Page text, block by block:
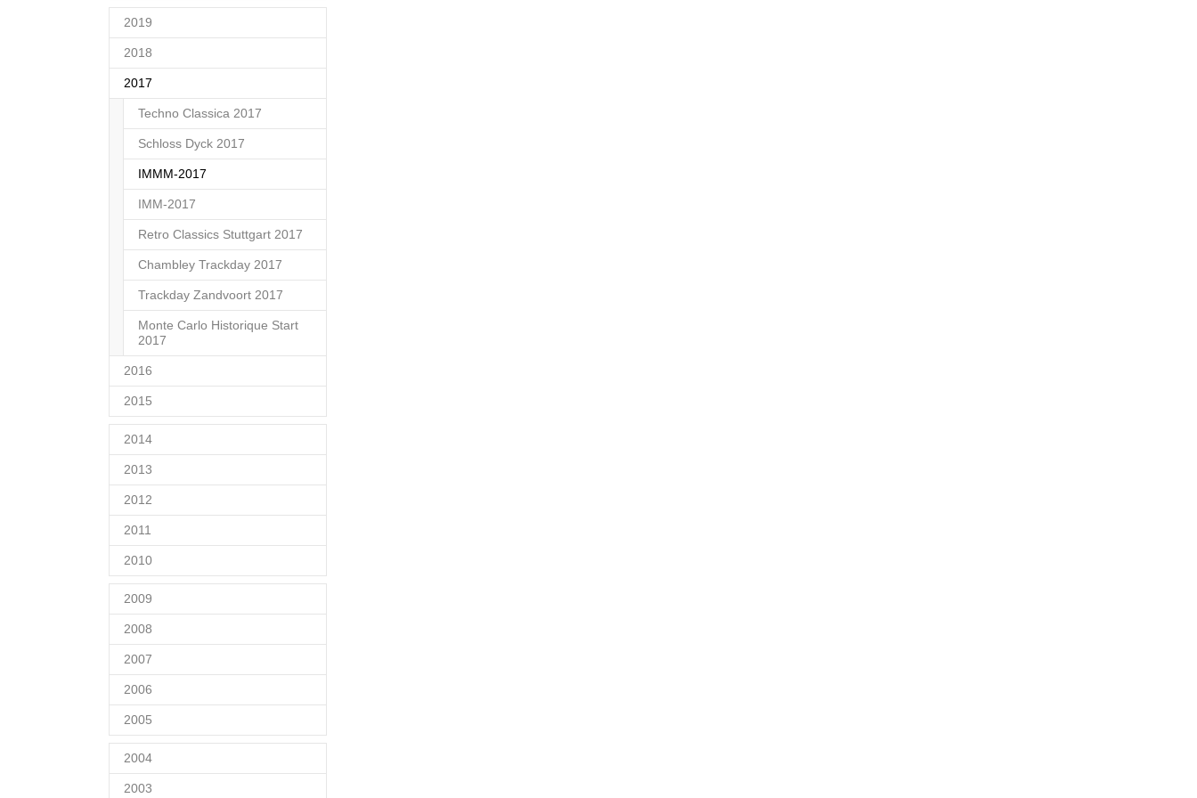
2019
2018
2017
Techno Classica 2017
Schloss Dyck 2017
IMMM-2017
IMM-2017
Retro Classics Stuttgart 2017
Chambley Trackday 2017
Trackday Zandvoort 2017
Monte Carlo Historique Start
2017
2016
2015
2014
2013
2012
2011
2010
2009
2008
2007
2006
2005
2004
2003